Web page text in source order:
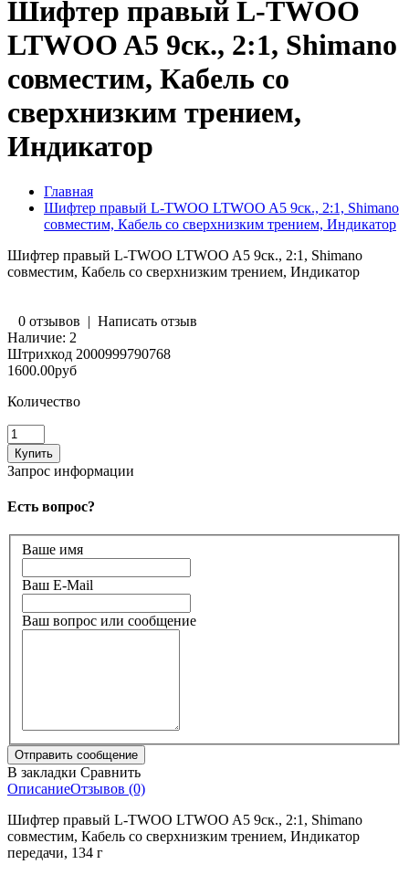
Шифтер правый L-TWOO
LTWOO A5 9ск., 2:1, Shimano
совместим, Кабель со
сверхнизким трением,
Индикатор
Главная
Шифтер правый L-TWOO LTWOO A5 9ск., 2:1, Shimano
совместим, Кабель со сверхнизким трением, Индикатор
Шифтер правый L-TWOO LTWOO A5 9ск., 2:1, Shimano
совместим, Кабель со сверхнизким трением, Индикатор
0 отзывов | Написать отзыв
Наличие: 2
Штрихкод 2000999790768
1600.00руб
Количество
Запрос информации
Есть вопрос?
Ваше имя
Ваш E-Mail
Ваш вопрос или сообщение
В закладки Сравнить
ОписаниеОтзывов (0)
Шифтер правый L-TWOO LTWOO A5 9ск., 2:1, Shimano
совместим, Кабель со сверхнизким трением, Индикатор
передачи, 134 г